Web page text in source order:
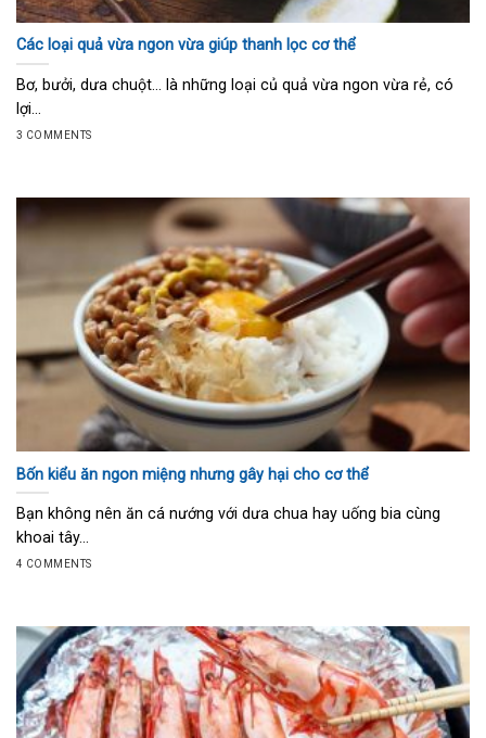
Các loại quả vừa ngon vừa giúp thanh lọc cơ thể
Bơ, bưởi, dưa chuột… là những loại củ quả vừa ngon vừa rẻ, có
lợi...
3 COMMENTS
Bốn kiểu ăn ngon miệng nhưng gây hại cho cơ thể
Bạn không nên ăn cá nướng với dưa chua hay uống bia cùng
khoai tây...
4 COMMENTS